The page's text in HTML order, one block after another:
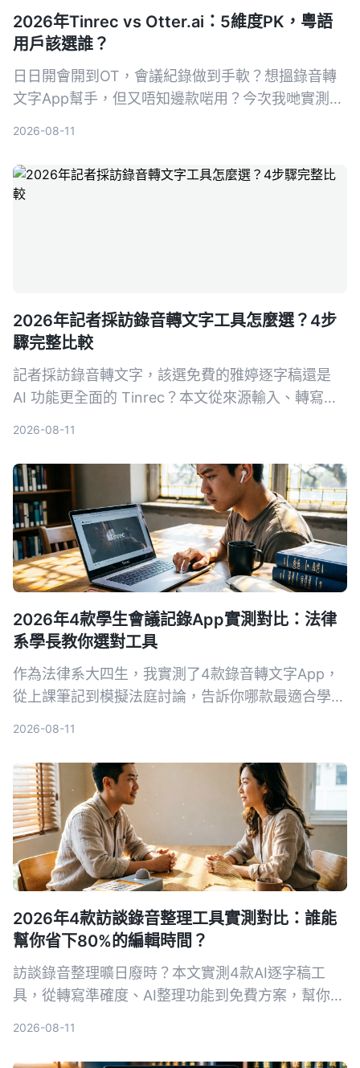
2026年Tinrec vs Otter.ai：5維度PK，粵語
用戶該選誰？
日日開會開到OT，會議紀錄做到手軟？想搵錄音轉
文字App幫手，但又唔知邊款啱用？今次我哋實測
港打工仔嘅選擇。
2026-08-11
2026年記者採訪錄音轉文字工具怎麼選？4步
驟完整比較
記者採訪錄音轉文字，該選免費的雅婷逐字稿還是
AI 功能更全面的 Tinrec？本文從來源輸入、轉寫後
2026-08-11
2026年4款學生會議記錄App實測對比：法律
系學長教你選對工具
作為法律系大四生，我實測了4款錄音轉文字App，
從上課筆記到模擬法庭討論，告訴你哪款最適合學
2026-08-11
2026年4款訪談錄音整理工具實測對比：誰能
幫你省下80%的編輯時間？
訪談錄音整理曠日廢時？本文實測4款AI逐字稿工
具，從轉寫準確度、AI整理功能到免費方案，幫你挑
2026-08-11